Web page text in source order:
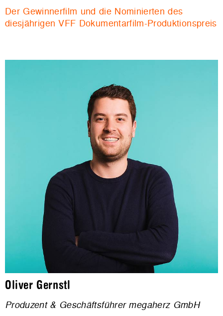
Der Gewinnerfilm und die Nominierten des
diesjährigen VFF Dokumentarfilm-Produktionspreis
Oliver Gernstl
Produzent & Geschäftsführer megaherz GmbH